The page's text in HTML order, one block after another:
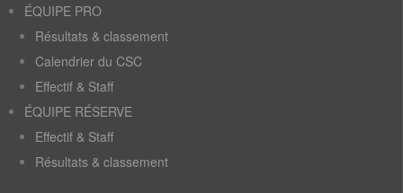
ÉQUIPE PRO
Résultats & classement
Calendrier du CSC
Effectif & Staff
ÉQUIPE RÉSERVE
Effectif & Staff
Résultats & classement